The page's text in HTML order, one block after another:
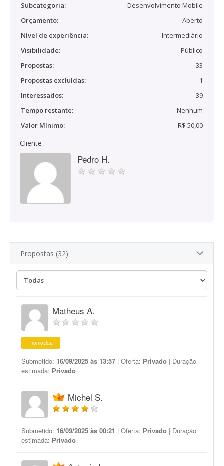
Subcategoria:
Desenvolvimento Mobile
Orçamento:
Aberto
Nível de experiência:
Intermediário
Visibilidade:
Público
Propostas:
33
Propostas excluídas:
1
Interessados:
39
Tempo restante:
Nenhum
Valor Mínimo:
R$ 50,00
Cliente
Pedro H.
Propostas (32)
Matheus A.
Promovida
Submetido: 16/09/2025 às 13:57 | Oferta: Privado | Duração
estimada: Privado
Michel S.
Submetido: 16/09/2025 às 00:21 | Oferta: Privado | Duração
estimada: Privado